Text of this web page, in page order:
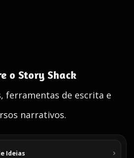
o Story Shack
ferramentas de escrita e
narrativos.
Ideias